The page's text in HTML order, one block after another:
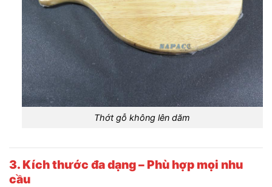
Thớt gỗ không lên dăm
3. Kích thước đa dạng – Phù hợp mọi nhu
cầu